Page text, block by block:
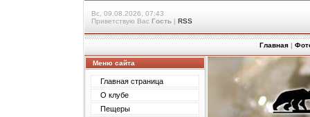
Вс, 09.08.2026, 07:43
Приветствую Вас Гость | RSS
Главная |
Меню сайта
Главная страница
О клубе
Пещеры